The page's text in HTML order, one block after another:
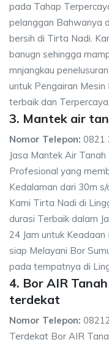
pada Tahap
pelanggan Bahwanya
bersih di Tirta Nadi.
banugn sehingga
mnjangkau
untuk Pengairan
terbaik dan Terpercaya.
3. Mantek air
Nomor Telepon: 0821
Jasa Mantek Air
Profesional yang
Kedalaman dari 30m s/
Kami Tirta Nadi di
durasi Terbaik dalam
24 Jam untuk
siap Melayani Bor
pada tempatnya di
4. Bor AIR
terdekat
Nomor Telepon:
Terdekat Bor AIR